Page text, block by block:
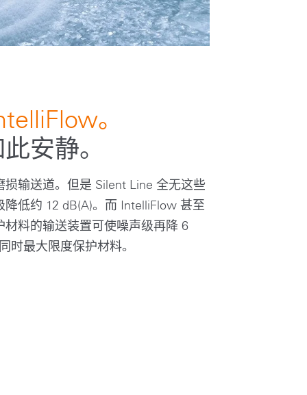
安静。
。
输送道。但是 Silent Line 全无这些
低约 12 dB(A)。而 IntelliFlow 甚至
料的输送装置可使噪声级再降 6
时最大限度保护材料。